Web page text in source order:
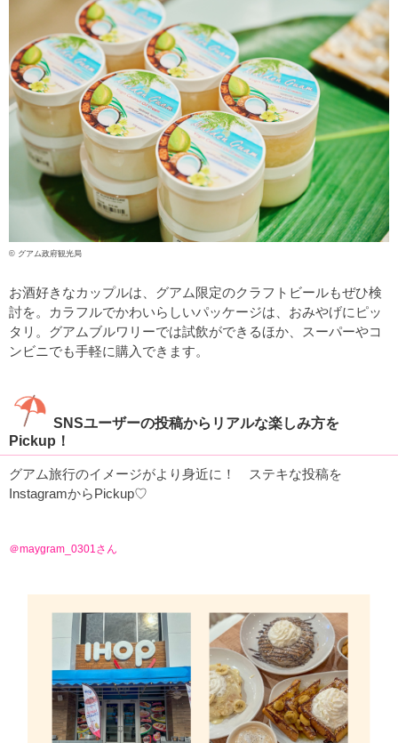
© グアム政府観光局
お酒好きなカップルは、グアム限定のクラフトビールもぜひ検
討を。カラフルでかわいらしいパッケージは、おみやげにピッ
タリ。グアムブルワリーでは試飲ができるほか、スーパーやコ
ンビニでも手軽に購入できます。
SNSユーザーの投稿からリアルな楽しみ方を
Pickup！
グアム旅行のイメージがより身近に！ ステキな投稿を
InstagramからPickup♡
＠maygram_0301さん